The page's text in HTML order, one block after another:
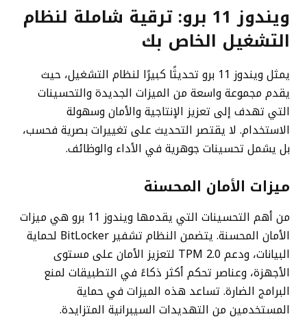
ويندوز 11 برو: ترقية شاملة لنظام
التشغيل الخاص بك
يمثل ويندوز 11 برو تحديثًا كبيرًا لنظام التشغيل، حيث
يقدم مجموعة واسعة من الميزات الجديدة والتحسينات
التي تهدف إلى تعزيز الإنتاجية والأمان وسهولة
الاستخدام. لا يقتصر التحديث على تغييرات بصرية فحسب،
بل يشمل تحسينات جوهرية في الأداء والوظائف.
ميزات الأمان المحسنة
من أهم التحسينات التي يقدمها ويندوز 11 برو هي ميزات
الأمان المحسنة. يتضمن النظام تشفير BitLocker لحماية
البيانات، ودعم TPM 2.0 لتعزيز الأمان على مستوى
الأجهزة، وعناصر تحكم أكثر ذكاءً في التطبيقات لمنع
البرامج الضارة. تساعد هذه الميزات في حماية
المستخدمين من التهديدات السيبرانية المتزايدة.